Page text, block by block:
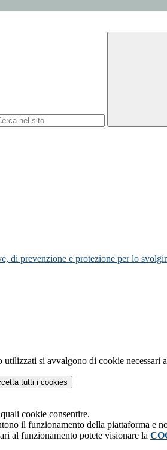
di prevenzione e protezione per lo
utilizzati si avvalgono di cookie
tutti i cookies
cookie consentire.
il funzionamento della piattaforma e
al funzionamento potete visionare la